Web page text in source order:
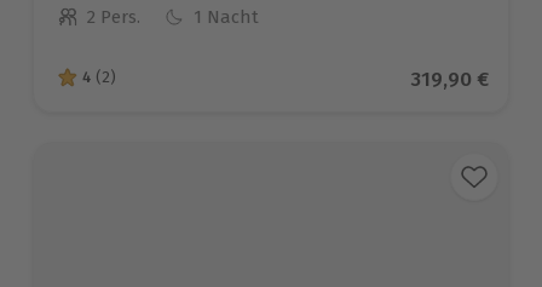
Anzahl der Teilnehmer
2 Pers. 1 Nacht
4 von 5 Sternen basierend auf 2 Bewertungen
4 (2) Aktueller
319,90 €